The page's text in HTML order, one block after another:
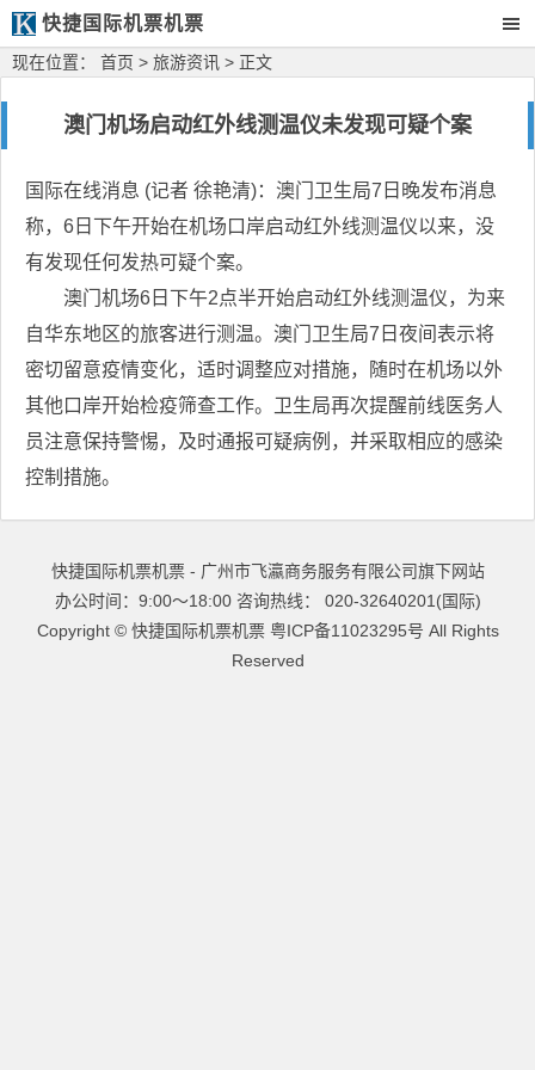
快捷国际机票机票
现在位置： 首页 > 旅游资讯 > 正文
澳门机场启动红外线测温仪未发现可疑个案
国际在线消息 (记者 徐艳清)：澳门卫生局7日晚发布消息
称，6日下午开始在机场口岸启动红外线测温仪以来，没
有发现任何发热可疑个案。
澳门机场6日下午2点半开始启动红外线测温仪，为来
自华东地区的旅客进行测温。澳门卫生局7日夜间表示将
密切留意疫情变化，适时调整应对措施，随时在机场以外
其他口岸开始检疫筛查工作。卫生局再次提醒前线医务人
员注意保持警惕，及时通报可疑病例，并采取相应的感染
控制措施。
快捷国际机票机票 - 广州市飞瀛商务服务有限公司旗下网站
办公时间：9:00～18:00 咨询热线： 020-32640201(国际)
Copyright © 快捷国际机票机票 粤ICP备11023295号 All Rights
Reserved